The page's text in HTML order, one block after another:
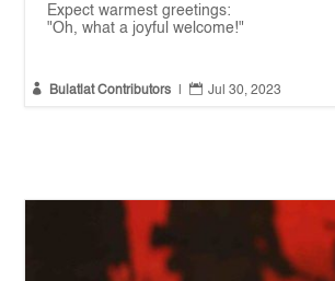
Expect warmest greetings:
"Oh, what a joyful welcome!"
 Bulatlat Contributors  Jul 30, 2023